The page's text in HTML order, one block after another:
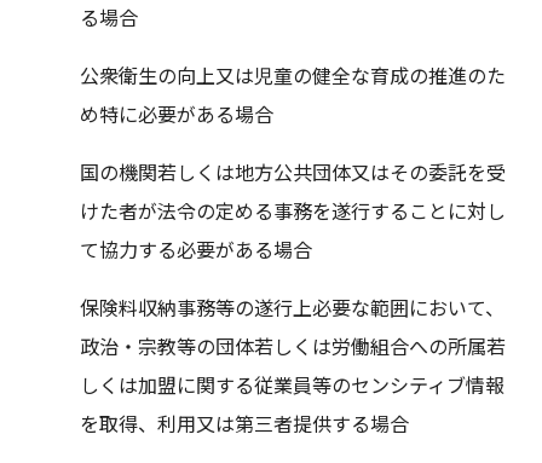
る場合
公衆衛生の向上又は児童の健全な育成の推進のた
め特に必要がある場合
国の機関若しくは地方公共団体又はその委託を受
けた者が法令の定める事務を遂行することに対し
て協力する必要がある場合
保険料収納事務等の遂行上必要な範囲において、
政治・宗教等の団体若しくは労働組合への所属若
しくは加盟に関する従業員等のセンシティブ情報
を取得、利用又は第三者提供する場合